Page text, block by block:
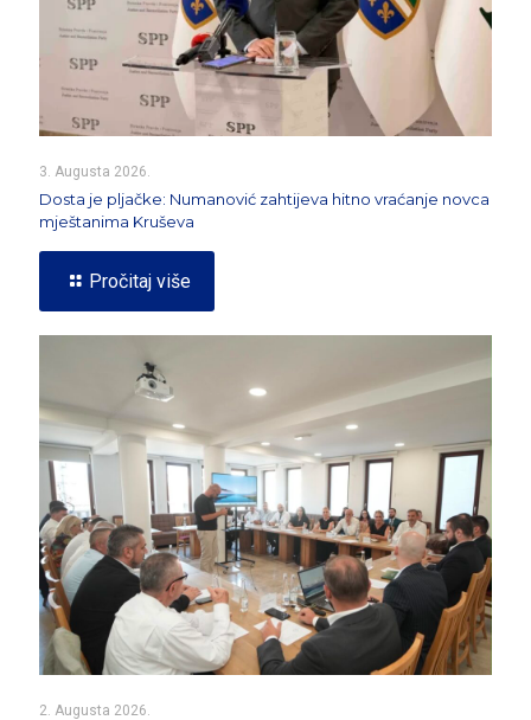
3. Augusta 2026.
Dosta je pljačke: Numanović zahtijeva hitno vraćanje novca
mještanima Kruševa
Pročitaj više
2. Augusta 2026.